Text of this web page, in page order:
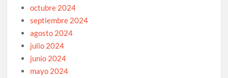
octubre 2024
septiembre 2024
agosto 2024
julio 2024
junio 2024
mayo 2024